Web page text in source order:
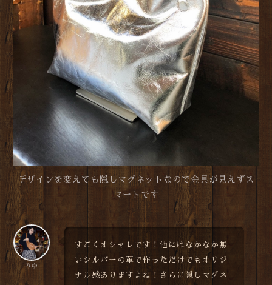
デザインを変えても隠しマグネットなので金具が見えずス
マートです
みゆ
すごくオシャレです！他にはなかなか無
いシルバーの革で作っただけでもオリジ
ナル感ありますよね！さらに隠しマグネ